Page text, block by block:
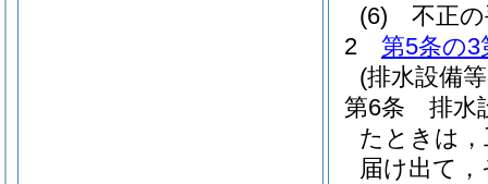
(6)
不正
2
第5条の3
(排水設備
第6条
排水
たときは
届け出て